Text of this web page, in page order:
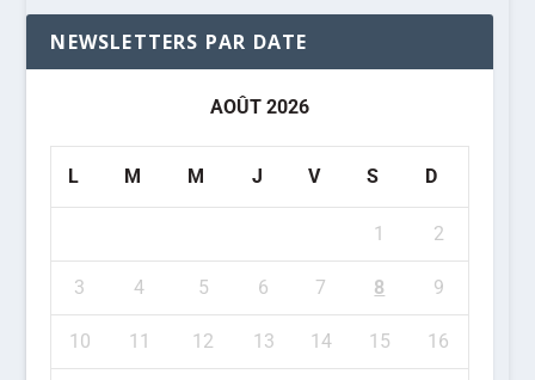
NEWSLETTERS PAR DATE
AOÛT 2026
L M M J V S D
1 2
3 4 5 6 7 8 9
10 11 12 13 14 15 16